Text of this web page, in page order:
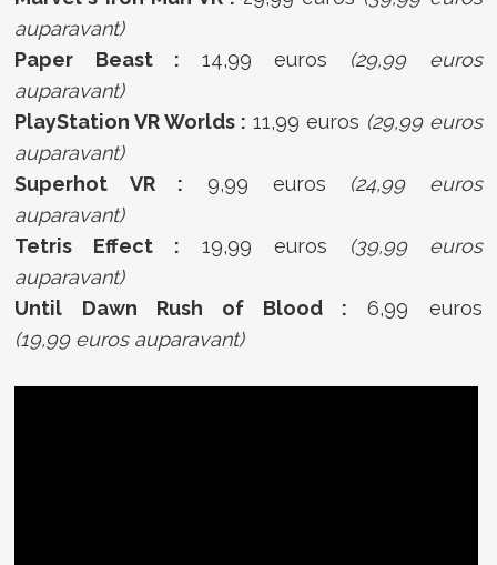
auparavant)
Paper Beast : 14,99 euros (29,99 euros
auparavant)
PlayStation VR Worlds : 11,99 euros (29,99 euros
auparavant)
Superhot VR : 9,99 euros (24,99 euros
auparavant)
Tetris Effect : 19,99 euros
(39,99 euros
auparavant)
Until Dawn Rush of Blood : 6,99 euros
(19,99 euros auparavant)